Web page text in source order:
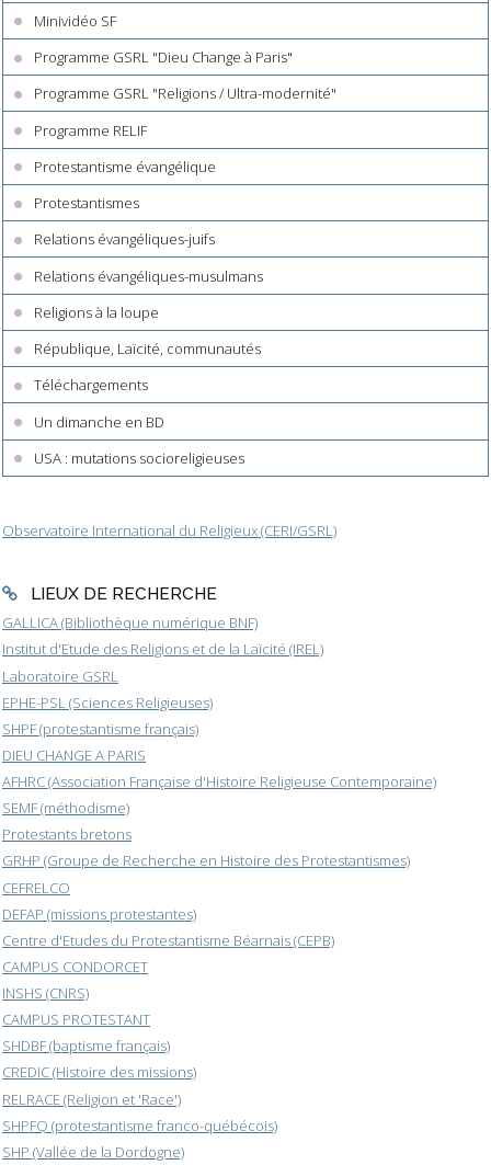
Minividéo SF
Programme GSRL "Dieu Change à Paris"
Programme GSRL "Religions / Ultra-modernité"
Programme RELIF
Protestantisme évangélique
Protestantismes
Relations évangéliques-juifs
Relations évangéliques-musulmans
Religions à la loupe
République, Laïcité, communautés
Téléchargements
Un dimanche en BD
USA : mutations socioreligieuses
Observatoire International du Religieux (CERI/GSRL)
LIEUX DE RECHERCHE
GALLICA (Bibliothèque numérique BNF)
Institut d'Etude des Religions et de la Laïcité (IREL)
Laboratoire GSRL
EPHE-PSL (Sciences Religieuses)
SHPF (protestantisme français)
DIEU CHANGE A PARIS
AFHRC (Association Française d'Histoire Religieuse Contemporaine)
SEMF (méthodisme)
Protestants bretons
GRHP (Groupe de Recherche en Histoire des Protestantismes)
CEFRELCO
DEFAP (missions protestantes)
Centre d'Etudes du Protestantisme Béarnais (CEPB)
CAMPUS CONDORCET
INSHS (CNRS)
CAMPUS PROTESTANT
SHDBF (baptisme français)
CREDIC (Histoire des missions)
RELRACE (Religion et 'Race')
SHPFQ (protestantisme franco-québécois)
SHP (Vallée de la Dordogne)